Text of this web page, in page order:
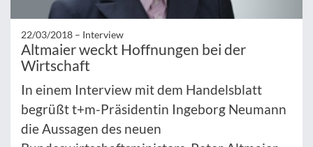
22/03/2018 – Interview
Altmaier weckt Hoffnungen bei der
Wirtschaft
In einem Interview mit dem Handelsblatt
begrüßt t+m-Präsidentin Ingeborg Neumann
die Aussagen des neuen